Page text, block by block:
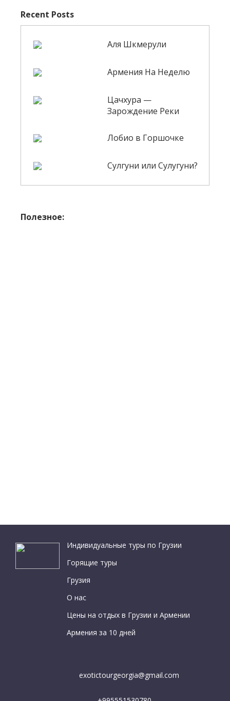
Recent Posts
Аля Шкмерули
Армения На Неделю
Цачхура —
Зарождение Реки
Лобио в Горшочке
Сулгуни или Сулугуни?
Полезное:
Индивидуальные туры по Грузии
Горящие туры
Грузия
О нас
Цены на отдых в Грузии и Армении
Армения за 10 дней
exotictourgeorgia@gmail.com